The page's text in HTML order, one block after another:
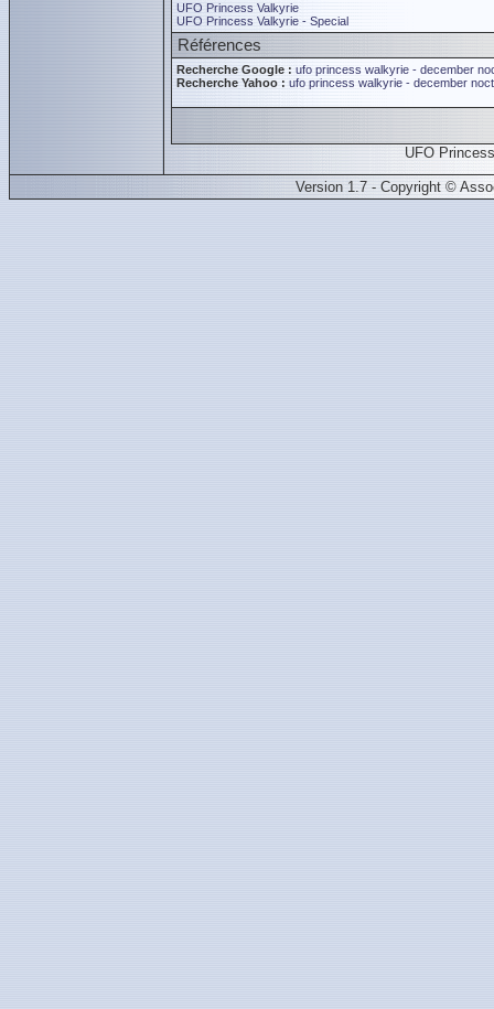
UFO Princess Valkyrie
UFO Princess Valkyrie - Special
Références
Recherche Google : ufo princess walkyrie - december
Recherche Yahoo : ufo princess walkyrie - december
UFO
Version 1.7 - Copyright ©